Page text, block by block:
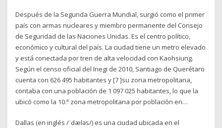
Después de la Segunda Guerra Mundial, surgió como el primer
país con armas nucleares y miembro permanente del Consejo
de Seguridad de las Naciones Unidas. Es el centro político,
económico y cultural del país. La ciudad tiene un metro elevado
y está conectada por tren de alta velocidad con Kaohsiung.
Según el censo oficial del Inegi de 2010, Santiago de Querétaro
cuenta con 626 495 habitantes y [7 ]su zona metropolitana,
contaba con una población de 1 097 025 habitantes, lo que la
ubicó como la 10.ª zona metropolitana por población en…
Dallas (en inglés /ˈdæləs/) es una ciudad ubicada en el